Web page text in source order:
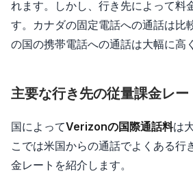
れます。しかし、行き先によって料
す。カナダの固定電話への通話は比
の国の携帯電話への通話は大幅に高
主要な行き先の従量課金レー
国によってVerizonの国際通話料は
こでは米国からの通話でよくある行
金レートを紹介します。